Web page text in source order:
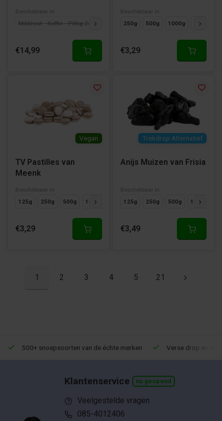
Beschikbaar in
Mildzout - Koffie - Pittig Zout
Koffie - Honing - Volzoet Koffie - Pittig
€14,99
Beschikbaar in
250g
500g 1000g 125g
€3,29
Vegan
TV Pastilles van
Meenk
Beschikbaar in
125g
250g 500g 1000g
€3,29
Trekdrop Alternatief
Anijs Muizen van Frisia
Beschikbaar in
125g
250g 500g 1000g
€3,49
1 2 3 4 5 21
500+ snoepsoorten van de échte merken Verse drop en
Klantenservice nu geopend
Veelgestelde vragen
085-4012406